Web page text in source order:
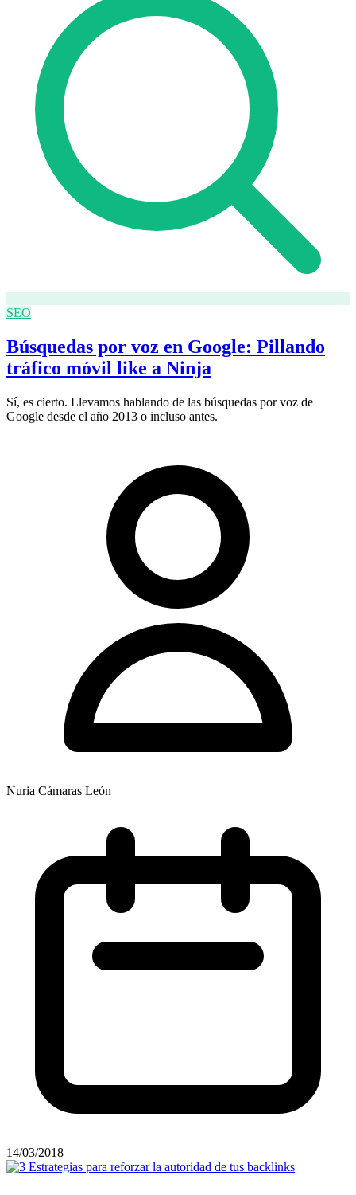
SEO
Búsquedas por voz en Google: Pillando
tráfico móvil like a Ninja
Sí, es cierto. Llevamos hablando de las búsquedas por voz de
Google desde el año 2013 o incluso antes.
Nuria Cámaras León
14/03/2018